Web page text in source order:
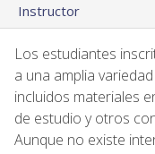
Instructor
Los estudiantes
a una amplia
incluidos materiales
de estudio y otros
Aunque no existe